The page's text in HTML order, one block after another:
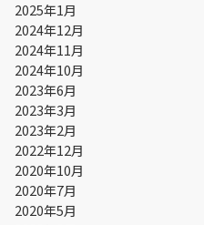
2025年1月
2024年12月
2024年11月
2024年10月
2023年6月
2023年3月
2023年2月
2022年12月
2020年10月
2020年7月
2020年5月